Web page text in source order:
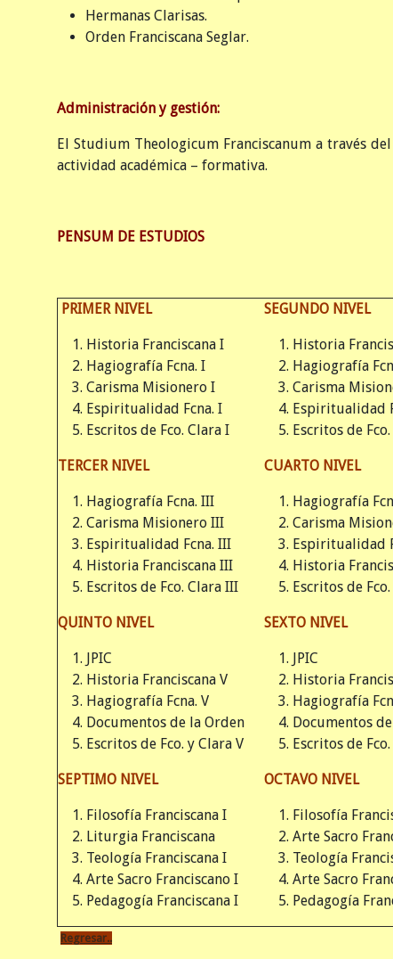
Hermanas Clarisas.
Orden Franciscana Seglar.
Administración y gestión:
El Studium Theologicum Franciscanum a través
actividad académica – formativa.
PENSUM DE ESTUDIOS
PRIMER NIVEL
Historia Franciscana I
Hagiografía Fcna. I
Carisma Misionero I
Espiritualidad Fcna. I
Escritos de Fco. Clara I
SEGUNDO NIVEL
Historia
Hagiografía
Carisma
Espiritualidad
Escritos de
TERCER NIVEL
Hagiografía Fcna. III
Carisma Misionero III
Espiritualidad Fcna. III
Historia Franciscana III
Escritos de Fco. Clara III
CUARTO NIVEL
Hagiografía
Carisma
Espiritualidad
Historia
Escritos de
QUINTO NIVEL
JPIC
Historia Franciscana V
Hagiografía Fcna. V
Documentos de la Orden
Escritos de Fco. y Clara V
SEXTO NIVEL
JPIC
Historia
Hagiografía
Documentos
Escritos de
SEPTIMO NIVEL
Filosofía Franciscana I
Liturgia Franciscana
Teología Franciscana I
Arte Sacro Franciscano I
Pedagogía Franciscana I
OCTAVO NIVEL
Filosofía
Arte Sacro
Teología
Arte Sacro
Pedagogía
Regresar..